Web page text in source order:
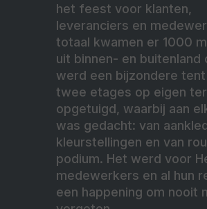
het feest voor klanten,
leveranciers en
totaal kwamen er 1000
uit binnen- en buitenland
werd een bijzondere
twee etages op eigen
opgetuigd, waarbij aan
was gedacht: van
kleurstellingen en van
podium. Het werd voor
medewerkers en al hun
een happening om nooit